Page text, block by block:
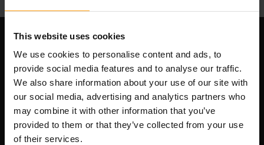
This website uses cookies
We use cookies to personalise content and ads, to
provide social media features and to analyse our traffic.
We also share information about your use of our site with
our social media, advertising and analytics partners who
may combine it with other information that you’ve
provided to them or that they’ve collected from your use
of their services.
Scalable Hosting Solutions OÜ
Регистрационен код: 14652605
ДДС номер: EE102133820
Адрес: Harju maakond, Tallinn, Kesklinna linnaosa,